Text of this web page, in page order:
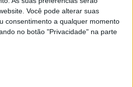
Você pode alterar suas
consentimento a qualquer momento
no botão "Privacidade" na parte
mais um ano letivo, enaltecendo
ativa e saudavelmente
disponíveis, continuando
ao longo da vida, realça a